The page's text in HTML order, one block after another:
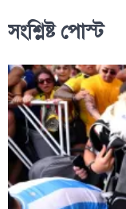
সংশ্লিষ্ট পোস্ট